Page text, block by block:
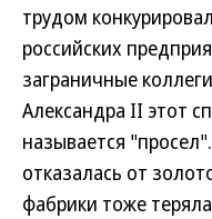
трудом
российских
заграничные
Александра II этот
называется
отказалась от
фабрики тоже